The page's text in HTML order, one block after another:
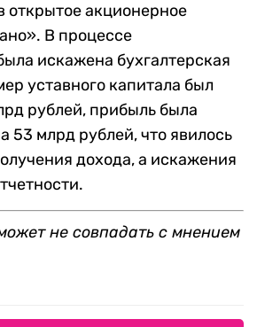
открытое акционерное
В процессе
искажена бухгалтерская
уставного капитала был
рублей, прибыль была
53 млрд рублей, что явилось
дохода, а искажения
не совпадать с мнением